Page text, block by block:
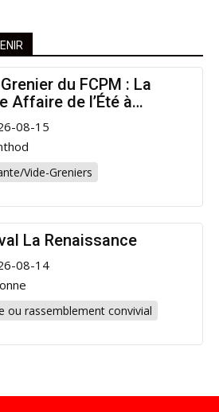
du FCPM : La
Affaire de l’Été à
!
08-15
Vide-Greniers
La Renaissance
08-14
ou rassemblement convivial